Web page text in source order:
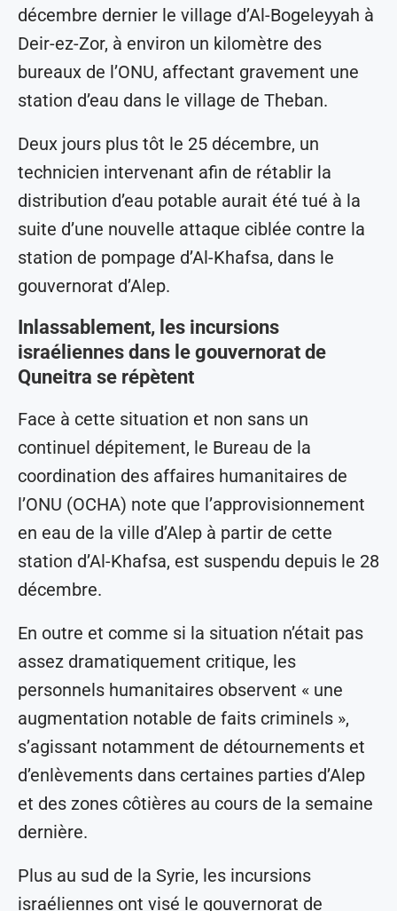
décembre dernier le village d’Al-Bogeleyyah à
Deir-ez-Zor, à environ un kilomètre des
bureaux de l’ONU, affectant gravement une
station d’eau dans le village de Theban.
Deux jours plus tôt le 25 décembre, un
technicien intervenant afin de rétablir la
distribution d’eau potable aurait été tué à la
suite d’une nouvelle attaque ciblée contre la
station de pompage d’Al-Khafsa, dans le
gouvernorat d’Alep.
Inlassablement, les incursions
israéliennes dans le gouvernorat de
Quneitra se répètent
Face à cette situation et non sans un
continuel dépitement, le Bureau de la
coordination des affaires humanitaires de
l’ONU (OCHA) note que l’approvisionnement
en eau de la ville d’Alep à partir de cette
station d’Al-Khafsa, est suspendu depuis le 28
décembre.
En outre et comme si la situation n’était pas
assez dramatiquement critique, les
personnels humanitaires observent « une
augmentation notable de faits criminels »,
s’agissant notamment de détournements et
d’enlèvements dans certaines parties d’Alep
et des zones côtières au cours de la semaine
dernière.
Plus au sud de la Syrie, les incursions
israéliennes ont visé le gouvernorat de